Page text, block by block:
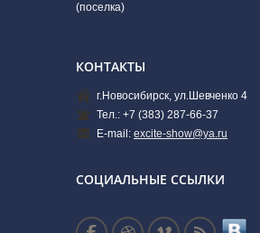
(поселка)
КОНТАКТЫ
г.Новосибирск, ул.Шевченко 4
Тел.: +7 (383) 287-66-37
E-mail: excite-show@ya.ru
СОЦИАЛЬНЫЕ ССЫЛКИ